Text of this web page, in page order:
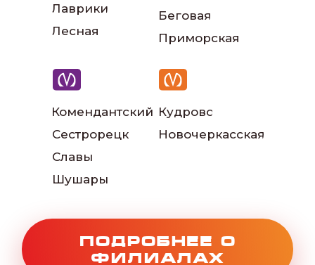
Лаврики
Лесная
Беговая
Приморская
Славы
Сестрорецк
Шушары
Кудрово
Новочеркасская
Комендантский
Наш автопарк
отзывов: